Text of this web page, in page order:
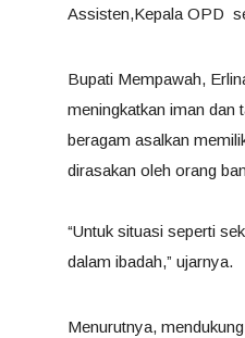
Assisten,Kepala OPD
Bupati Mempawah,
meningkatkan iman dan
beragam asalkan
dirasakan oleh orang
“Untuk situasi seperti
dalam ibadah,” ujarnya.
Menurutnya,